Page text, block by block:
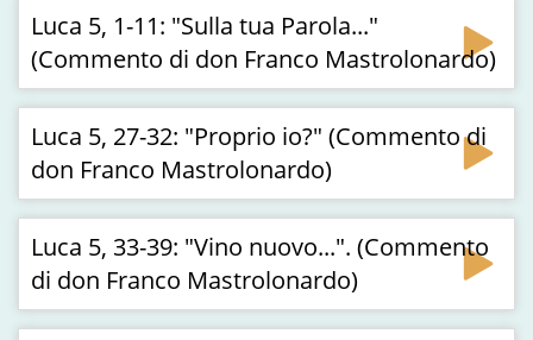
Luca 5, 1-11: "Sulla tua Parola..."
(Commento di don Franco Mastrolonardo)
Luca 5, 27-32: "Proprio io?" (Commento di
don Franco Mastrolonardo)
Luca 5, 33-39: "Vino nuovo...". (Commento
di don Franco Mastrolonardo)